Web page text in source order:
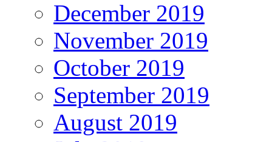
December 2019
November 2019
October 2019
September 2019
August 2019